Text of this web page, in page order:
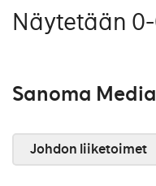
Näytetään
Sanoma
Johdon liiketoimet